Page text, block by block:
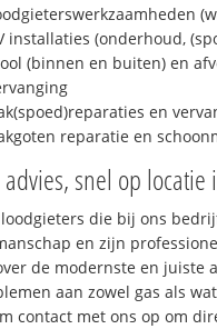
installaties (onderhoud,
(binnen en buiten) en
en
reparatie en
advies, snel op locatie
die bij ons
en zijn
de modernste en juiste
aan zowel gas als
contact met ons op om